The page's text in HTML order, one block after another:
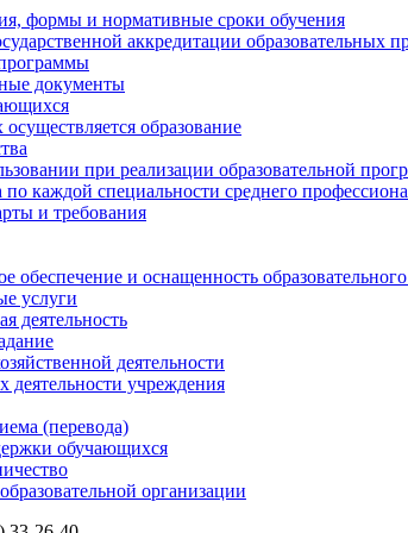
формы и нормативные сроки обучения
аккредитации образовательных
документы
образование
при реализации образовательной
по каждой специальности среднего
и требования
обеспечение и оснащенность
услуги
деятельность
деятельности
деятельности учреждения
(перевода)
обучающихся
организации